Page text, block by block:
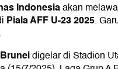
Indonesiaakan
Piala AFF U-23 2025.
digelar di Stadion